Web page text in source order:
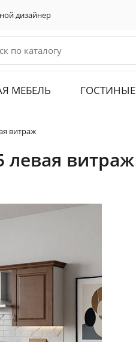
дизайнер
МЕБЕЛЬ ГОСТИНЫЕ
витраж
левая витраж